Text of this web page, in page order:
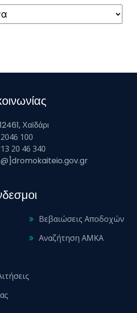
Χαϊδάρι
100
20 46 340
Βεβαιώσεις Αποδοχών
Αναζήτηση ΑΜΚΑ